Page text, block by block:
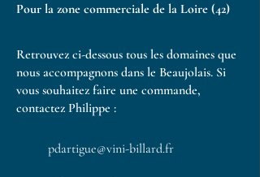
Pour la zone commerciale de la Loire (42)
Retrouvez ci-dessous tous les domaines que
nous accompagnons dans le Beaujolais. Si
vous souhaitez faire une commande,
contactez Philippe :
pdartigue@vini-billard.fr